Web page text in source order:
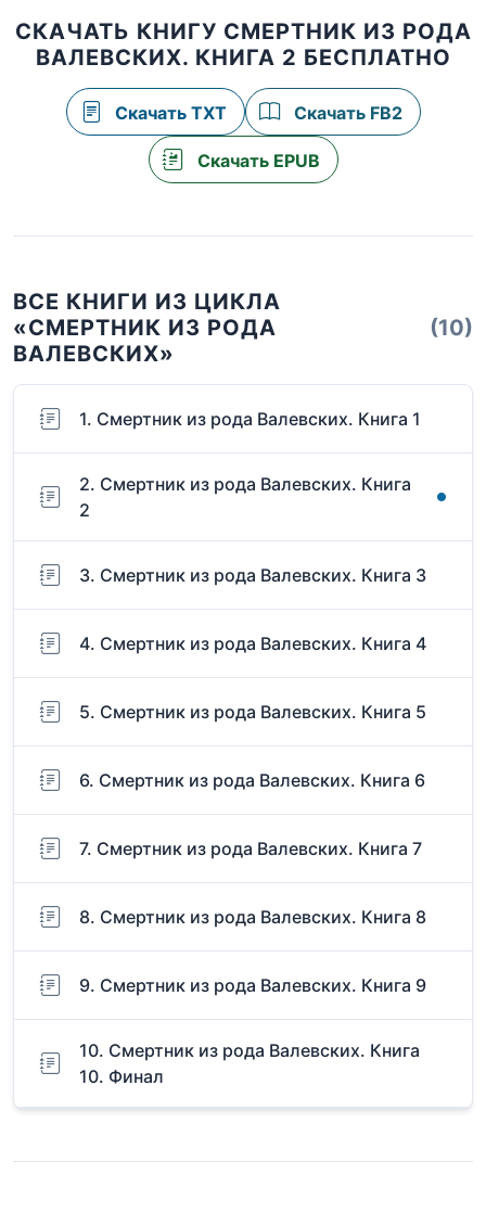
СКАЧАТЬ КНИГУ СМЕРТНИК ИЗ РОДА
ВАЛЕВСКИХ. КНИГА 2 БЕСПЛАТНО
Скачать TXT Скачать FB2
Скачать EPUB
ВСЕ КНИГИ ИЗ ЦИКЛА
«СМЕРТНИК ИЗ РОДА
ВАЛЕВСКИХ»
(10)
1. Смертник из рода Валевских. Книга 1
2. Смертник из рода Валевских. Книга
2
3. Смертник из рода Валевских. Книга 3
4. Смертник из рода Валевских. Книга 4
5. Смертник из рода Валевских. Книга 5
6. Смертник из рода Валевских. Книга 6
7. Смертник из рода Валевских. Книга 7
8. Смертник из рода Валевских. Книга 8
9. Смертник из рода Валевских. Книга 9
10. Смертник из рода Валевских. Книга
10. Финал